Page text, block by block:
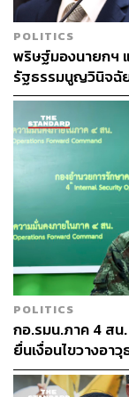
POLITICS
พริษฐ์มองนายกฯ
รัฐธรรมนูญวินิจฉั
POLITICS
กอ.รมน.ภาค 4 สน
ยื่นเงื่อนไขวางอา
เจรจาตามกฎหมาย